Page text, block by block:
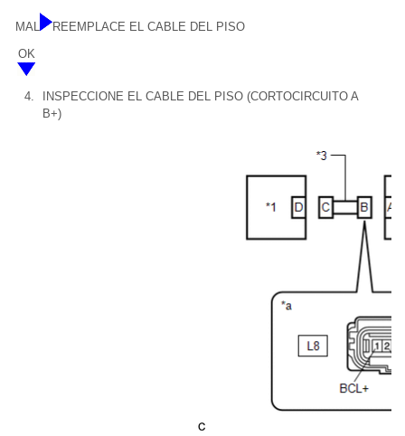
MAL
REEMPLACE EL CABLE DEL PISO
OK
4.
INSPECCIONE EL CABLE DEL PISO (CORTOCIRCUITO A
B+)